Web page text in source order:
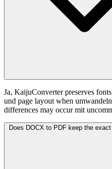
Ja, KaijuConverter preserves
und page layout when
differences may occur mit
Does DOCX to PDF keep the